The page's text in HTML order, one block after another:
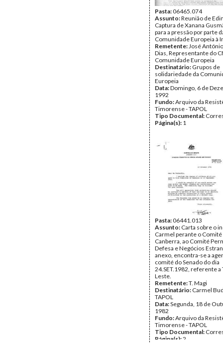
Pasta:06465.074
Assunto:Reunião de
Captura de Xanana
para a pressão por parte
Comunidade Europeia à
Remetente:José
Dias, Representante do
Comunidade Europeia
Destinatário: Grupos de
solidariedade da
Europeia
Data:Domingo, 6 de
1992
Fundo:Arquivo da
Timorense - TAPOL
Tipo Documental:
Página(s): 1
Pasta:06441.013
Assunto: Carta sobre o
Carmel perante o Comité
Canberra, ao Comité
Defesa e Negócios
anexo, encontra-se a
comité do Senado do dia
24.SET.1982, referente
Leste.
Remetente:T. Magi
Destinatário: Carmel
TAPOL
Data:Segunda, 18 de
1982
Fundo:Arquivo da
Timorense - TAPOL
Tipo Documental:
Página(s):2